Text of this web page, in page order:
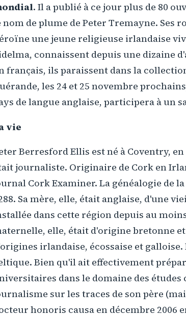
. Il a publié à ce jour plus de 80
nom de plume de Peter Tremayne. Ses
une jeune religieuse irlandaise
connaissent depuis une dizaine
français, ils paraissent dans la
les 24 et 25 novembre
de langue anglaise, participera à un
vie
Berresford Ellis est né à Coventry,
journaliste. Originaire de Cork en
Cork Examiner. La généalogie de
Sa mère, elle, était anglaise, d'une
dans cette région depuis au
elle, était d'origine bretonne et
irlandaise, écossaise et
Bien qu'il ait effectivement
dans le domaine des études
sur les traces de son père
honoris causa en décembre 2006